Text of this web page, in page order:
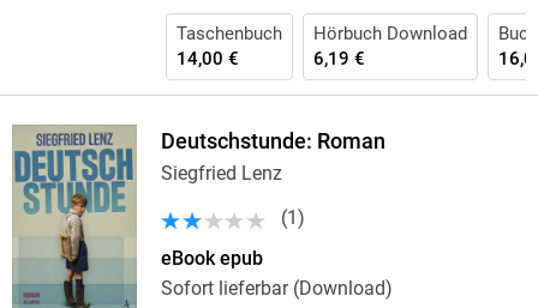
Taschenbuch
14,00 €
Hörbuch Download
6,19 €
Deutschstunde: Roman
Siegfried Lenz
(1 )
eBook epub
Sofort lieferbar (Download)